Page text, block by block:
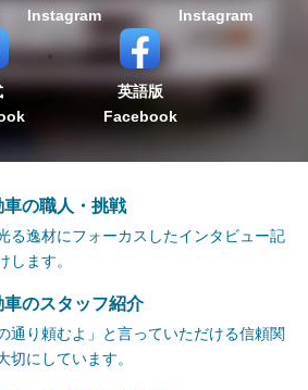
Instagram
Instagram
英語版
Facebook
車の職人・挑戦
る逸材にフォーカスしたインタビュー記
します。
車のスタッフ紹介
通り頼むよ」と言っていただける信頼関
切にしています。